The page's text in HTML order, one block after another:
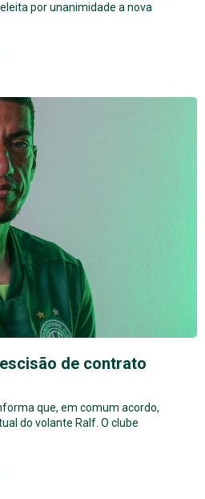
por unanimidade a nova
de contrato
que, em comum acordo,
do volante Ralf. O clube